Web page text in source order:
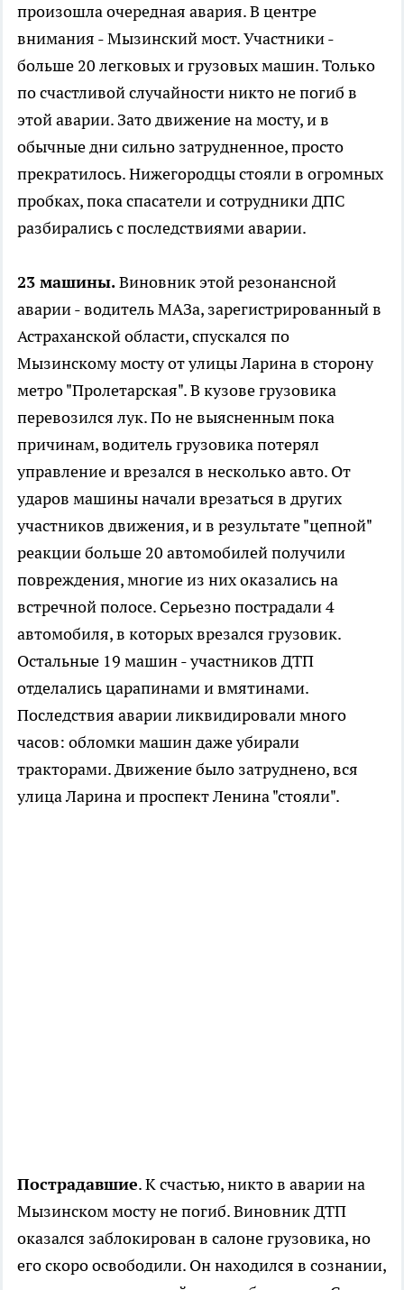
произошла очередная авария. В центре
внимания - Мызинский мост. Участники -
больше 20 легковых и грузовых машин. Только
по счастливой случайности никто не погиб в
этой аварии. Зато движение на мосту, и в
обычные дни сильно затрудненное, просто
прекратилось. Нижегородцы стояли в огромных
пробках, пока спасатели и сотрудники ДПС
разбирались с последствиями аварии.
23 машины.Виновник этой резонансной
аварии - водитель МАЗа, зарегистрированный в
Астраханской области, спускался по
Мызинскому мосту от улицы Ларина в сторону
метро "Пролетарская". В кузове грузовика
перевозился лук. По не выясненным пока
причинам, водитель грузовика потерял
управление и врезался в несколько авто. От
ударов машины начали врезаться в других
участников движения, и в результате "цепной"
реакции больше 20 автомобилей получили
повреждения, многие из них оказались на
встречной полосе. Серьезно пострадали 4
автомобиля, в которых врезался грузовик.
Остальные 19 машин - участников ДТП
отделались царапинами и вмятинами.
Последствия аварии ликвидировали много
часов: обломки машин даже убирали
тракторами. Движение было затруднено, вся
улица Ларина и проспект Ленина "стояли".
Пострадавшие. К счастью, никто в аварии на
Мызинском мосту не погиб. Виновник ДТП
оказался заблокирован в салоне грузовика, но
его скоро освободили. Он находился в сознании,